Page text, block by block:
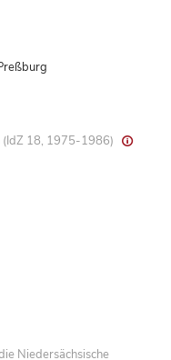
(IdZ 18, 1975-1986)
Niedersächsische